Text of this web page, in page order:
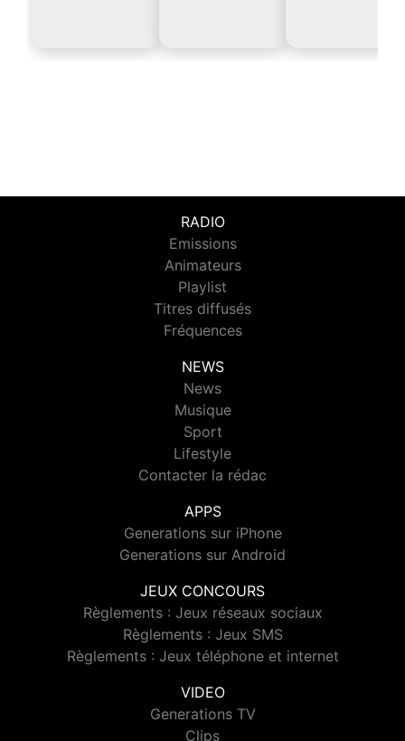
RADIO
Emissions
Animateurs
Playlist
Titres diffusés
Fréquences
NEWS
News
Musique
Sport
Lifestyle
Contacter la rédac
APPS
Generations sur iPhone
Generations sur Android
JEUX CONCOURS
Règlements : Jeux réseaux sociaux
Règlements : Jeux SMS
Règlements : Jeux téléphone et internet
VIDEO
Generations TV
Clips